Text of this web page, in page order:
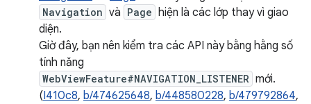
Navigation và Page hiện là các lớp thay vì giao
diện.
Giờ đây, bạn nên kiểm tra các API này bằng hằng số
tính năng
WebViewFeature#NAVIGATION_LISTENER mới.
(I410c8, b/474625648, b/448580228, b/479792864,